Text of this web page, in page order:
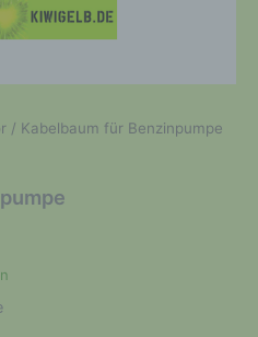
/ Kabelbaum für Benzinpumpe